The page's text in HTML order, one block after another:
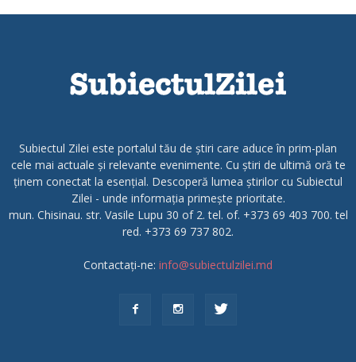
Subiectul Zilei este portalul tău de știri care aduce în prim-plan
cele mai actuale și relevante evenimente. Cu știri de ultimă oră te
ținem conectat la esențial. Descoperă lumea știrilor cu Subiectul
Zilei - unde informația primește prioritate.
mun. Chisinau. str. Vasile Lupu 30 of 2. tel. of. +373 69 403 700. tel
red. +373 69 737 802.
Contactați-ne: info@subiectulzilei.md